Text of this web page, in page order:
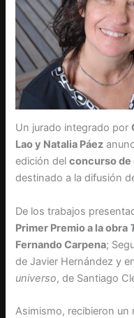
Un jurado integrado por
Lao y Natalia Páez
edición delconcurso de
destinado a la difusión
De los trabajos
Primer Premio a la obra
Fernando Carpena;
de Javier Hernández y
universo, de Santiago
Asimismo, recibieron